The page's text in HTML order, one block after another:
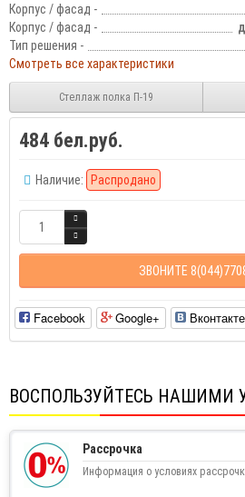
Корпус / фасад -
Корпус / фасад -
Тип решения -
Смотреть все характеристики
Стеллаж полка П-19
484 бел.руб.
Наличие: Распродано
ЗВОНИТЕ
Facebook Google+ Вконтакте
ВОСПОЛЬЗУЙТЕСЬ НАШИМИ
Рассрочка
Информация о условиях